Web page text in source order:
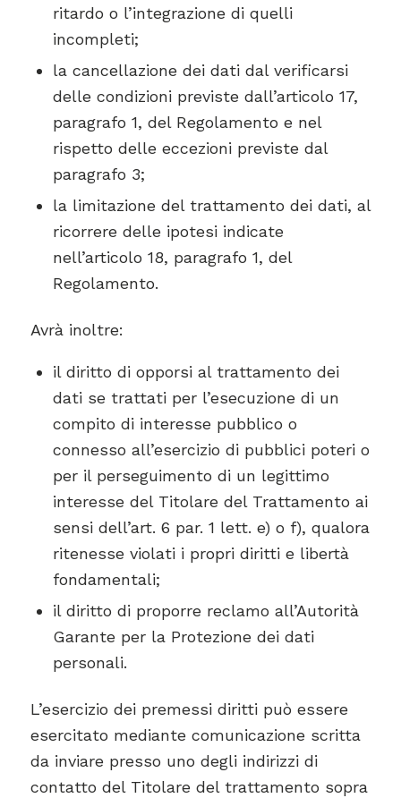
ritardo o l’integrazione di quelli
incompleti;
la cancellazione dei dati dal verificarsi
delle condizioni previste dall’articolo 17,
paragrafo 1, del Regolamento e nel
rispetto delle eccezioni previste dal
paragrafo 3;
la limitazione del trattamento dei dati, al
ricorrere delle ipotesi indicate
nell’articolo 18, paragrafo 1, del
Regolamento.
Avrà inoltre:
il diritto di opporsi al trattamento dei
dati se trattati per l’esecuzione di un
compito di interesse pubblico o
connesso all’esercizio di pubblici poteri o
per il perseguimento di un legittimo
interesse del Titolare del Trattamento ai
sensi dell’art. 6 par. 1 lett. e) o f), qualora
ritenesse violati i propri diritti e libertà
fondamentali;
il diritto di proporre reclamo all’Autorità
Garante per la Protezione dei dati
personali.
L’esercizio dei premessi diritti può essere
esercitato mediante comunicazione scritta
da inviare presso uno degli indirizzi di
contatto del Titolare del trattamento sopra